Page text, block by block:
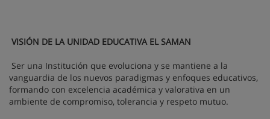
VISIÓN DE LA UNIDAD EDUCATIVA EL SAMAN
Ser una Institución que evoluciona y se mantiene a la
vanguardia de los nuevos paradigmas y enfoques educativos,
formando con excelencia académica y valorativa en un
ambiente de compromiso, tolerancia y respeto mutuo.